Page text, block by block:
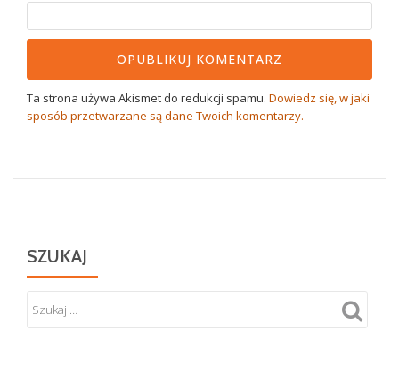
Ta strona używa Akismet do redukcji spamu. Dowiedz się, w jaki
sposób przetwarzane są dane Twoich komentarzy.
SZUKAJ